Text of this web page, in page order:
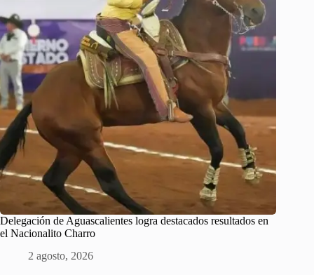
Delegación de Aguascalientes logra destacados resultados en
el Nacionalito Charro
2 agosto, 2026